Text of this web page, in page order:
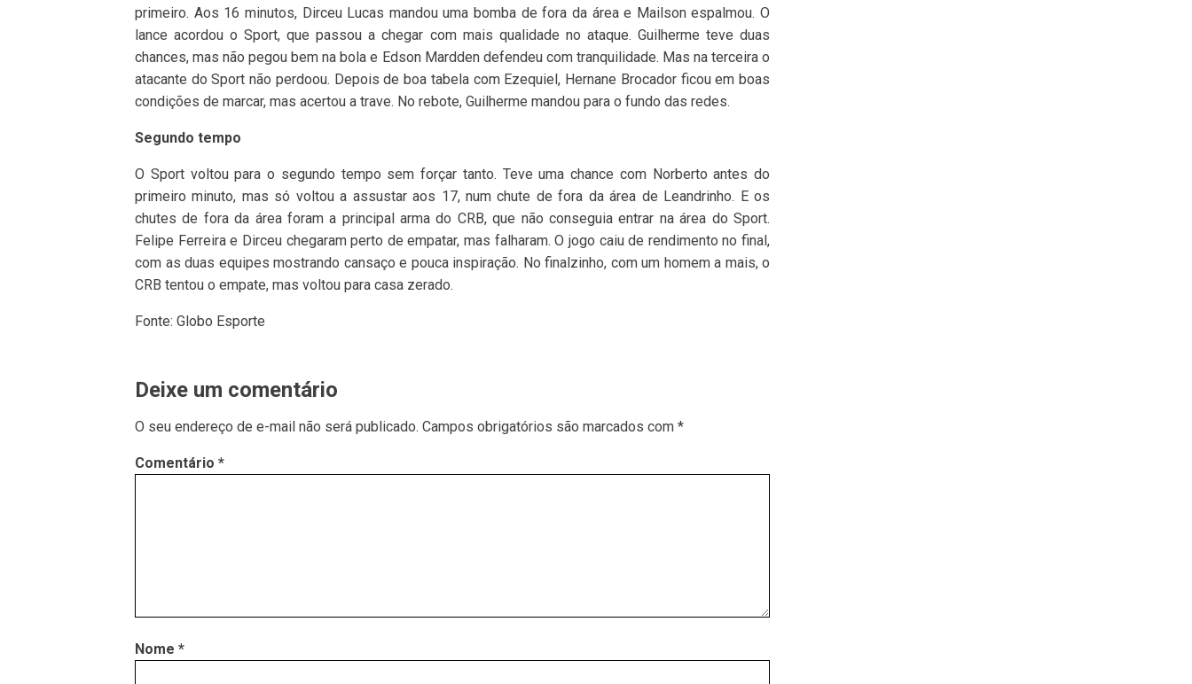
primeiro. Aos 16 minutos, Dirceu Lucas mandou uma bomba de fora da área e Mailson espalmou. O
lance acordou o Sport, que passou a chegar com mais qualidade no ataque. Guilherme teve duas
chances, mas não pegou bem na bola e Edson Mardden defendeu com tranquilidade. Mas na terceira o
atacante do Sport não perdoou. Depois de boa tabela com Ezequiel, Hernane Brocador ficou em boas
condições de marcar, mas acertou a trave. No rebote, Guilherme mandou para o fundo das redes.
Segundo tempo
O Sport voltou para o segundo tempo sem forçar tanto. Teve uma chance com Norberto antes do
primeiro minuto, mas só voltou a assustar aos 17, num chute de fora da área de Leandrinho. E os
chutes de fora da área foram a principal arma do CRB, que não conseguia entrar na área do Sport.
Felipe Ferreira e Dirceu chegaram perto de empatar, mas falharam. O jogo caiu de rendimento no final,
com as duas equipes mostrando cansaço e pouca inspiração. No finalzinho, com um homem a mais, o
CRB tentou o empate, mas voltou para casa zerado.
Fonte: Globo Esporte
Deixe um comentário
O seu endereço de e-mail não será publicado. Campos obrigatórios são marcados com *
Comentário *
Nome *